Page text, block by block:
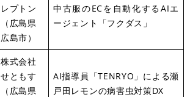
レプトン
（広島県
広島市）
中古服のECを自動化するAIエ
ージェント「フクダス」
株式会社
せともす
（広島県
AI指導員「TENRYO」による瀬
戸田レモンの病害虫対策DX